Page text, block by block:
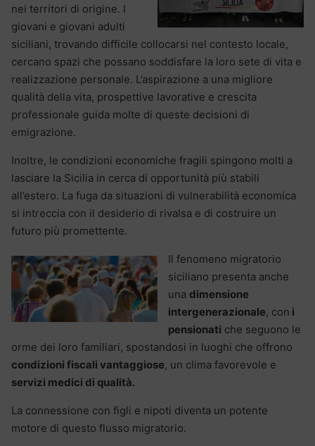
nei territori di origine. I
giovani e giovani adulti
siciliani, trovando difficile collocarsi nel contesto locale,
cercano spazi che possano soddisfare la loro sete di vita e
realizzazione personale. L’aspirazione a una migliore
qualità della vita, prospettive lavorative e crescita
professionale guida molte di queste decisioni di
emigrazione.
Inoltre, le condizioni economiche fragili spingono molti a
lasciare la Sicilia in cerca di opportunità più stabili
all’estero. La fuga da situazioni di vulnerabilità economica
si intreccia con il desiderio di rivalsa e di costruire un
futuro più promettente.
Il fenomeno migratorio
siciliano presenta anche
una dimensione
intergenerazionale, con i
pensionati che seguono le
orme dei loro familiari, spostandosi in luoghi che offrono
condizioni fiscali vantaggiose, un clima favorevole e
servizi medici di qualità.
La connessione con figli e nipoti diventa un potente
motore di questo flusso migratorio.